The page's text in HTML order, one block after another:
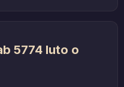
5774 luto o